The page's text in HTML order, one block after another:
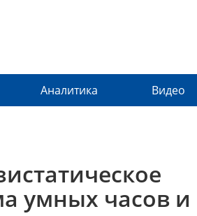
Аналитика Видео
умных часов и